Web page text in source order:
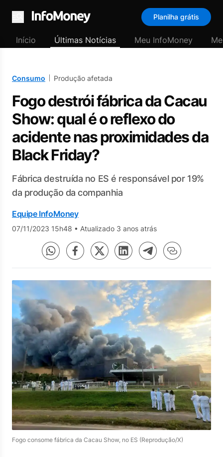
Menu
Planilha grátis
Início Últimas Notícias Meu InfoMoney
Consumo Produção afetada
Fogo destrói fábrica da Cacau
Show: qual é o reflexo do
acidente nas proximidades da
Black Friday?
Fábrica destruída no ES é responsável por 19%
da produção da companhia
Equipe InfoMoney
07/11/2023 15h48 • Atualizado 3 anos atrás
Fogo consome fábrica da Cacau Show, no ES (Reprodução/X)